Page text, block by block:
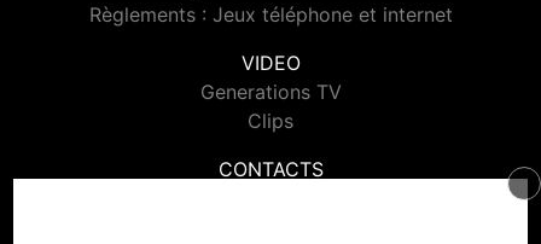
Règlements : Jeux téléphone et internet
VIDEO
Generations TV
Clips
CONTACTS